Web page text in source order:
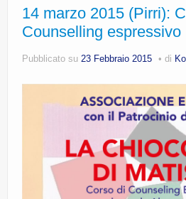
Area Famiglie e Minori | Efè
Area Disabilità | Paris
Area Giovani | Bajania
CE.RI.FORM
Whistleblowing
Lavora con noi
14 marzo 2015 (Pirri):
Counselling espressivo
Pubblicato su 23 Febbraio 2015 di